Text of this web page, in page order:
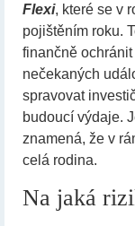
Flexi, které se v
pojištěním roku.
finančně
nečekaných
spravovat
budoucí výdaje.
znamená, že v
celá rodina.
Na jaká